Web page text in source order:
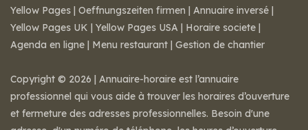
Yellow Pages | Oeffnungszeiten firmen | Annuaire inversé |
Yellow Pages UK | Yellow Pages USA | Horaire societe |
Agenda en ligne | Menu restaurant | Gestion de chantier
Copyright © 2026 | Annuaire-horaire est l’annuaire
professionnel qui vous aide à trouver les horaires d’ouverture
et fermeture des adresses professionnelles. Besoin d'une